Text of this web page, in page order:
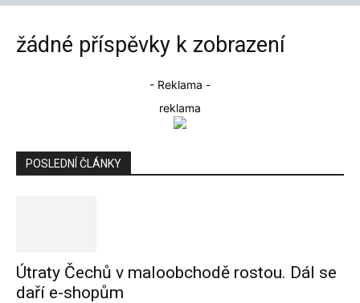
žádné příspěvky k zobrazení
- Reklama -
reklama
POSLEDNÍ ČLÁNKY
Útraty Čechů v maloobchodě rostou. Dál se
daří e-shopům